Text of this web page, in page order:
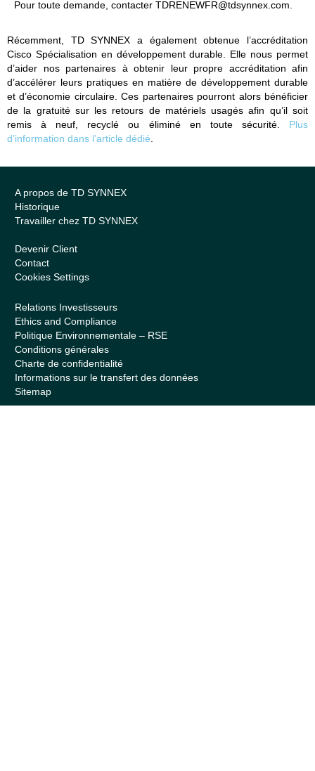
Pour toute demande, contacter TDRENEWFR@tdsynnex.com.
Récemment, TD SYNNEX a également obtenue l’accréditation
Cisco Spécialisation en développement durable. Elle nous permet
d’aider nos partenaires à obtenir leur propre accréditation afin
d’accélérer leurs pratiques en matière de développement durable
et d’économie circulaire. Ces partenaires pourront alors bénéficier
de la gratuité sur les retours de matériels usagés afin qu’il soit
remis à neuf, recyclé ou éliminé en toute sécurité. Plus
d’information dans l’article dédié
A propos de TD SYNNEX
Historique
Travailler chez TD SYNNEX
Devenir Client
Contact
Cookies Settings
Relations Investisseurs
Ethics and Compliance
Politique Environnementale – RSE
Conditions générales
Charte de confidentialité
Informations sur le transfert des données
Sitemap